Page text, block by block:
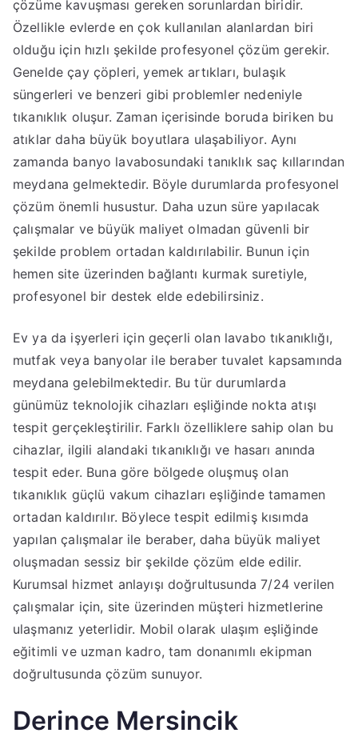
çözüme kavuşması gereken sorunlardan biridir.
Özellikle evlerde en çok kullanılan alanlardan biri
olduğu için hızlı şekilde profesyonel çözüm gerekir.
Genelde çay çöpleri, yemek artıkları, bulaşık
süngerleri ve benzeri gibi problemler nedeniyle
tıkanıklık oluşur. Zaman içerisinde boruda biriken bu
atıklar daha büyük boyutlara ulaşabiliyor. Aynı
zamanda banyo lavabosundaki tanıklık saç kıllarından
meydana gelmektedir. Böyle durumlarda profesyonel
çözüm önemli husustur. Daha uzun süre yapılacak
çalışmalar ve büyük maliyet olmadan güvenli bir
şekilde problem ortadan kaldırılabilir. Bunun için
hemen site üzerinden bağlantı kurmak suretiyle,
profesyonel bir destek elde edebilirsiniz.
Ev ya da işyerleri için geçerli olan lavabo tıkanıklığı,
mutfak veya banyolar ile beraber tuvalet kapsamında
meydana gelebilmektedir. Bu tür durumlarda
günümüz teknolojik cihazları eşliğinde nokta atışı
tespit gerçekleştirilir. Farklı özelliklere sahip olan bu
cihazlar, ilgili alandaki tıkanıklığı ve hasarı anında
tespit eder. Buna göre bölgede oluşmuş olan
tıkanıklık güçlü vakum cihazları eşliğinde tamamen
ortadan kaldırılır. Böylece tespit edilmiş kısımda
yapılan çalışmalar ile beraber, daha büyük maliyet
oluşmadan sessiz bir şekilde çözüm elde edilir.
Kurumsal hizmet anlayışı doğrultusunda 7/24 verilen
çalışmalar için, site üzerinden müşteri hizmetlerine
ulaşmanız yeterlidir. Mobil olarak ulaşım eşliğinde
eğitimli ve uzman kadro, tam donanımlı ekipman
doğrultusunda çözüm sunuyor.
Derince Mersincik